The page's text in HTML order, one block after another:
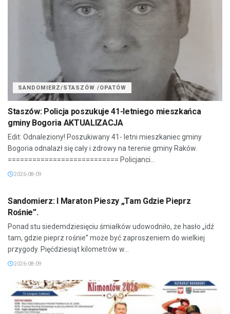
SANDOMIERZ/STASZÓW /OPATÓW
Staszów: Policja poszukuje 41-letniego mieszkańca
gminy Bogoria AKTUALIZACJA
Edit: Odnaleziony! Poszukiwany 41- letni mieszkaniec gminy
Bogoria odnalazł się cały i zdrowy na terenie gminy Raków.
=========================== Policjanci...
2026-08-09
SANDOMIERZ/STASZÓW /OPATÓW
Sandomierz: I Maraton Pieszy „Tam Gdzie Pieprz
Rośnie”.
Ponad stu siedemdziesięciu śmiałków udowodniło, że hasło „idź
tam, gdzie pieprz rośnie” może być zaproszeniem do wielkiej
przygody. Pięćdziesiąt kilometrów w...
2026-08-09